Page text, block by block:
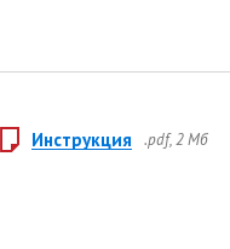
Инструкция .pdf, 2 Мб